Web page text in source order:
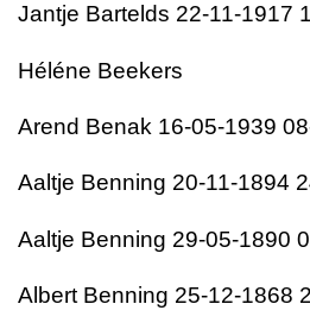
Jantje Bartelds 22-11-1917
Héléne Beekers
Arend Benak 16-05-1939
Aaltje Benning 20-11-1894
Aaltje Benning 29-05-1890
Albert Benning 25-12-1868